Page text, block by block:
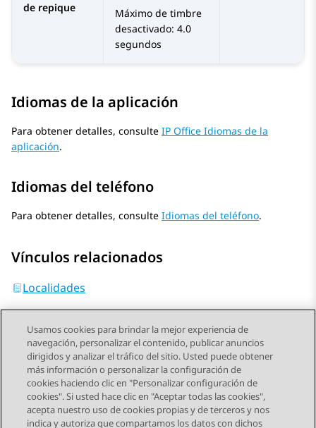
de repique
Máximo de timbre
desactivado: 4.0
segundos
Idiomas de la aplicación
Para obtener detalles, consulte IP Office Idiomas de la
aplicación.
Idiomas del teléfono
Para obtener detalles, consulte Idiomas del teléfono.
Vínculos relacionados
Localidades
Send Feedback
Usamos cookies para brindar la mejor experiencia de
navegación, personalizar el contenido, publicar anuncios
dirigidos y analizar el tráfico del sitio. Usted puede obtener
más información o personalizar la configuración de
cookies haciendo clic en "Personalizar configuración de
cookies". Si usted hace clic en "Aceptar todas las cookies",
acepta nuestro uso de cookies propias y de terceros y nos
indica y autoriza que compartamos los datos con dichos